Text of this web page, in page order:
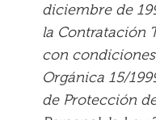
diciembre de
la Contratación
con
Orgánica 15/
de Protección